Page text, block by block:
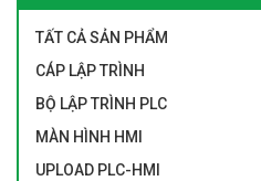
TẤT CẢ SẢN PHẨM
CÁP LẬP TRÌNH
BỘ LẬP TRÌNH PLC
MÀN HÌNH HMI
UPLOAD PLC-HMI